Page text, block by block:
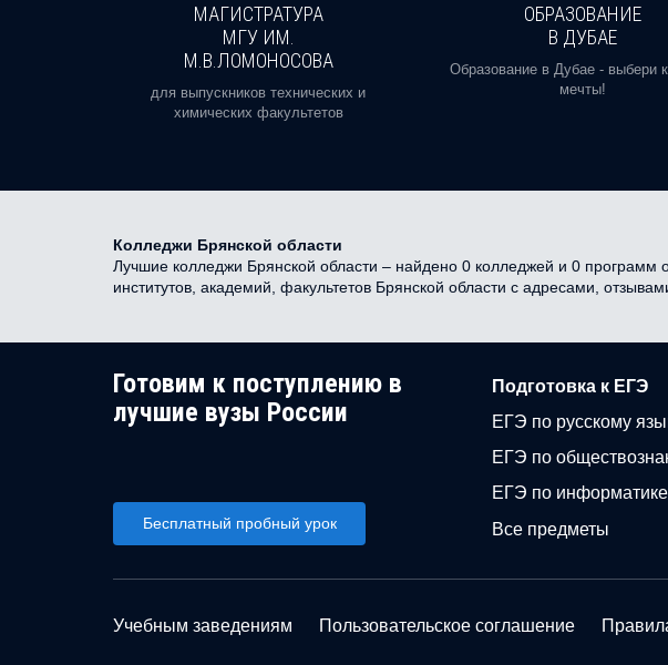
МАГИСТРАТУРА
МГУ ИМ.
М.В.ЛОМОНОСОВА
для выпускников технических и
химических факультетов
ОБРАЗОВАНИЕ
В ДУБАЕ
Образование в Дубае - выбери
мечты!
Колледжи Брянской области
Лучшие колледжи Брянской области – найдено 0 колледжей и 0 программ
институтов, академий, факультетов Брянской области с адресами,
Готовим к поступлению в
лучшие вузы России
Бесплатный пробный урок
Подготовка к ЕГЭ
ЕГЭ по русскому
ЕГЭ по
ЕГЭ по информатике
Все предметы
Учебным заведениям Пользовательское соглашение